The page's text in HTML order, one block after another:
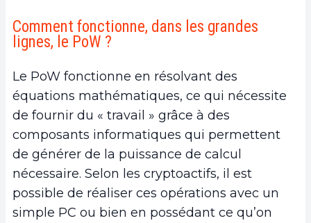
Comment fonctionne, dans les grandes
lignes, le PoW ?
Le PoW fonctionne en résolvant des
équations mathématiques, ce qui nécessite
de fournir du « travail » grâce à des
composants informatiques qui permettent
de générer de la puissance de calcul
nécessaire. Selon les cryptoactifs, il est
possible de réaliser ces opérations avec un
simple PC ou bien en possédant ce qu’on